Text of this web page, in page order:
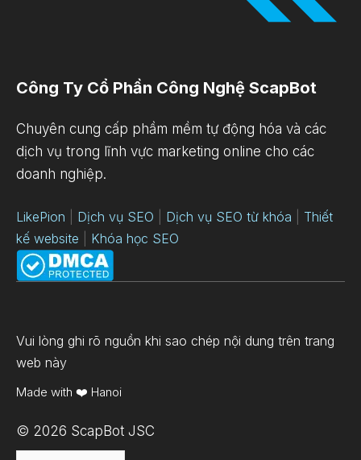
Công Ty Cổ Phần Công Nghệ ScapBot
Chuyên cung cấp phầm mềm tự động hóa và các
dịch vụ trong lĩnh vực marketing online cho các
doanh nghiệp.
LikePion Dịch vụ SEO Dịch vụ SEO từ khóa
Thiết
kế website
Khóa học SEO
© 2026 ScapBot JSC
Vui lòng ghi rõ nguồn khi sao chép nội dung trên trang
web này
Made with ❤️ Hanoi